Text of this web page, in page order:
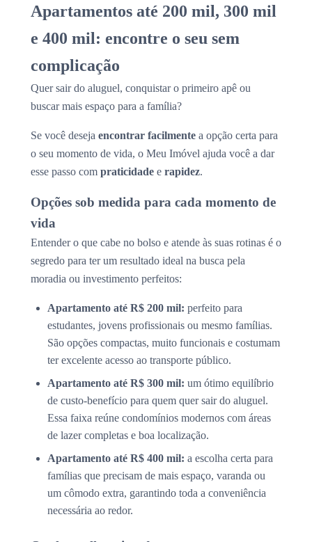
Apartamentos até 200 mil, 300 mil
e 400 mil: encontre o seu sem
complicação
Quer sair do aluguel, conquistar o primeiro apê ou
buscar mais espaço para a família?
Se você deseja encontrar facilmente a opção certa para
o seu momento de vida, o Meu Imóvel ajuda você a dar
esse passo com praticidade e rapidez.
Opções sob medida para cada momento de
vida
Entender o que cabe no bolso e atende às suas rotinas é o
segredo para ter um resultado ideal na busca pela
moradia ou investimento perfeitos:
Apartamento até R$ 200 mil: perfeito para
estudantes, jovens profissionais ou mesmo famílias.
São opções compactas, muito funcionais e costumam
ter excelente acesso ao transporte público.
Apartamento até R$ 300 mil: um ótimo equilíbrio
de custo-benefício para quem quer sair do aluguel.
Essa faixa reúne condomínios modernos com áreas
de lazer completas e boa localização.
Apartamento até R$ 400 mil: a escolha certa para
famílias que precisam de mais espaço, varanda ou
um cômodo extra, garantindo toda a conveniência
necessária ao redor.